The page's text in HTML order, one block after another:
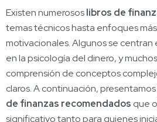
Existen numerososlibros de
temas técnicos hasta enfoques
motivacionales. Algunos se centran
en la psicología del dinero, y
comprensión de conceptos
claros. A continuación,
de finanzas recomendados que
significativo tanto para quienes